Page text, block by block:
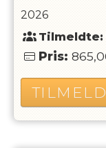
2026
Tilmeldte:
Pris: